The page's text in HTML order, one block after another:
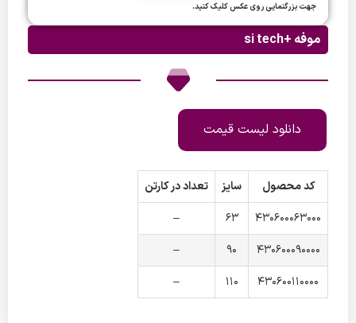
موفه +si tech
دانلود لیست قیمت
کد محصول سایز
تعداد در کارتن
430600063000
63
–
430600090000
90
–
430600110000
110
–
جهت بزرگنمایی روی عکس کلیک کنید.